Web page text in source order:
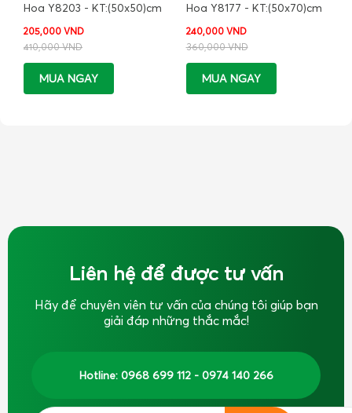
Hoa Y8203 - KT:(50x50)cm
205,000 VND
410,000 VND
MUA NGAY
Hoa Y8177 - KT:(50x70)cm
240,000 VND
360,000 VND
MUA NGAY
Liên hệ để được tư vấn
Hãy để chuyên viên tư vấn của chúng tôi giúp bạn
giải đáp những thắc mắc!
Hotline: 0968 699 112 - 0974 140 266